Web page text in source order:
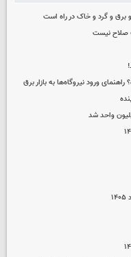
صلاح نیست
ورود نیروگاه‌ها به بازار برق